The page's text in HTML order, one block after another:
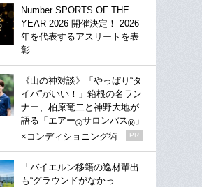
Number SPORTS OF THE
YEAR 2026 開催決定！ 2026
年を代表するアスリートを表
彰
《山の神対談》「やっぱり“タ
イパ”がいい！」箱根の名ラン
ナー、柏原竜二と神野大地が
語る「エアー®サロンパス® 」
×コンディショニング術
PR
「バイエルン移籍の逸材輩出
も“グラウンドがなかっ